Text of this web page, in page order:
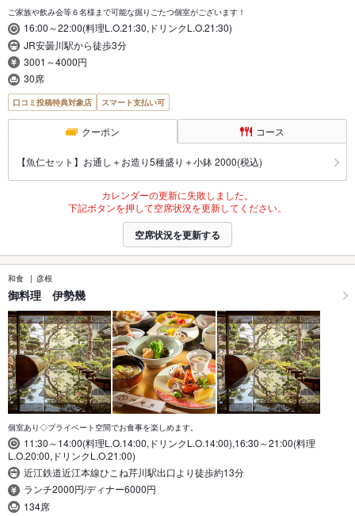
ご家族や飲み会等６名様まで可能な掘りごたつ個室がございます！
16:00～22:00(料理L.O.21:30,ドリンクL.O.21:30)
JR安曇川駅から徒歩3分
3001～4000円
30席
口コミ投稿特典対象店 スマート支払い可
クーポン コース
【魚仁セット】お通し＋お造り5種盛り＋小鉢 2000(税込)
カレンダーの更新に失敗しました。
下記ボタンを押して空席状況を更新してください。
空席状況を更新する
和食 彦根
御料理 伊勢幾
個室あり◇プライベート空間でお食事を楽しめます。
11:30～14:00(料理L.O.14:00,ドリンクL.O.14:00),16:30～21:00(料理
L.O.20:00,ドリンクL.O.21:00)
近江鉄道近江本線ひこね芹川駅出口より徒歩約13分
ランチ2000円/ディナー6000円
134席